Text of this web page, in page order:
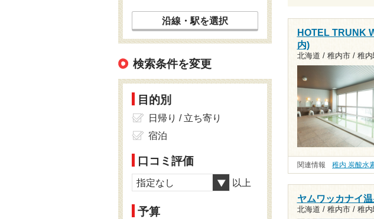
HOTEL TRUNK
内)
北海道 / 稚内市 / 稚内
関連情報 稚内 炭酸水
ヤムワッカナイ
北海道 / 稚内市 / 稚内
沿線・駅を選択
検索条件を変更
目的別
日帰り / 立ち寄り
宿泊
口コミ評価
指定なし 以上
予算